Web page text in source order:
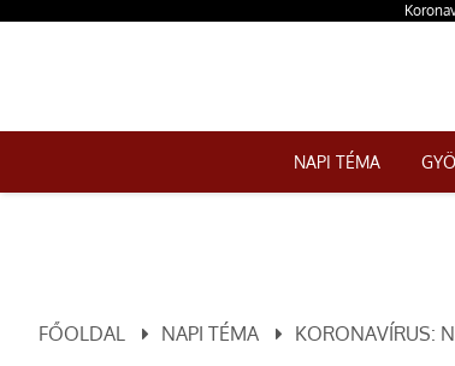
NAPI TÉMA
FŐOLDAL NAPI TÉMA KORONAVÍRUS: